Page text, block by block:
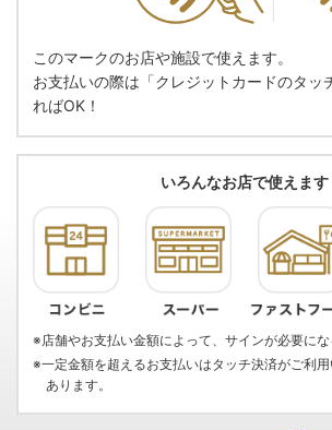
このマークのお店や施設で使えます。
お支払いの際は「クレジットカードのタッ
ればOK！
いろんなお店で使えます
※店舗やお支払い金額によって、サインが必要にな
※一定金額を超えるお支払いはタッチ決済がご利
あります。